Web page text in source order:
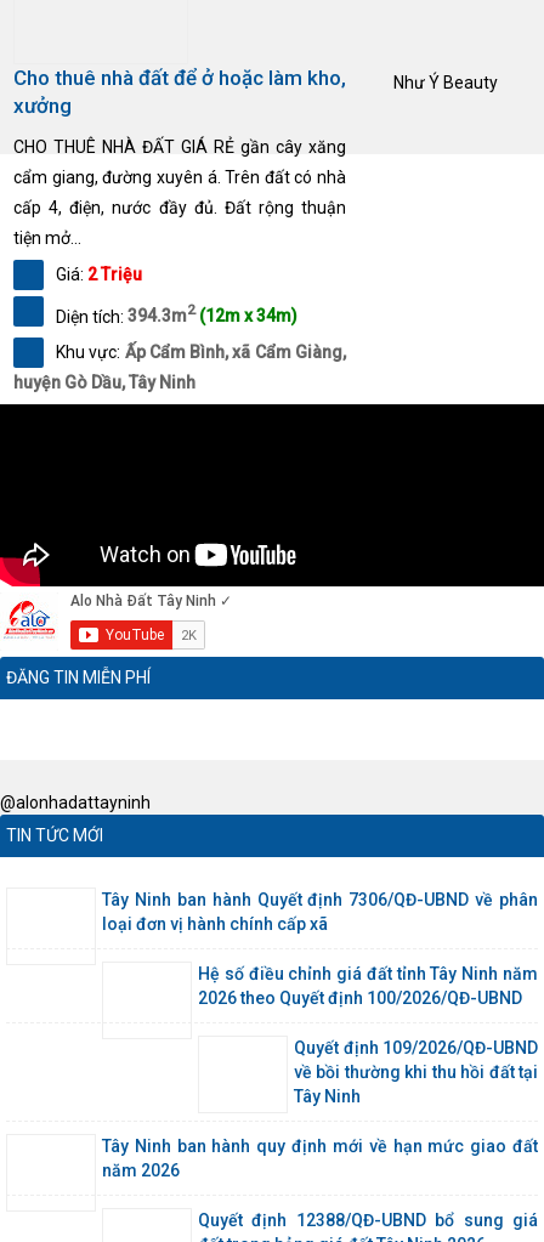
Cho thuê nhà đất để ở hoặc làm kho,
xưởng
CHO THUÊ NHÀ ĐẤT GIÁ RẺ gần cây xăng
cẩm giang, đường xuyên á. Trên đất có nhà
cấp 4, điện, nước đầy đủ. Đất rộng thuận
tiện mở...
Giá: 2 Triệu
Diện tích: 394.3m2 (12m x 34m)
Khu vực: Ấp Cẩm Bình, xã Cẩm Giàng,
huyện Gò Dầu, Tây Ninh
Như Ý Beauty
ĐĂNG TIN MIỄN PHÍ
@alonhadattayninh
TIN TỨC MỚI
Tây Ninh ban hành Quyết định 7306/QĐ-UBND về phân
loại đơn vị hành chính cấp xã
Hệ số điều chỉnh giá đất tỉnh Tây Ninh năm
2026 theo Quyết định 100/2026/QĐ-UBND
Quyết định 109/2026/QĐ-UBND
về bồi thường khi thu hồi đất tại
Tây Ninh
Tây Ninh ban hành quy định mới về hạn mức giao đất
năm 2026
Quyết định 12388/QĐ-UBND bổ sung giá